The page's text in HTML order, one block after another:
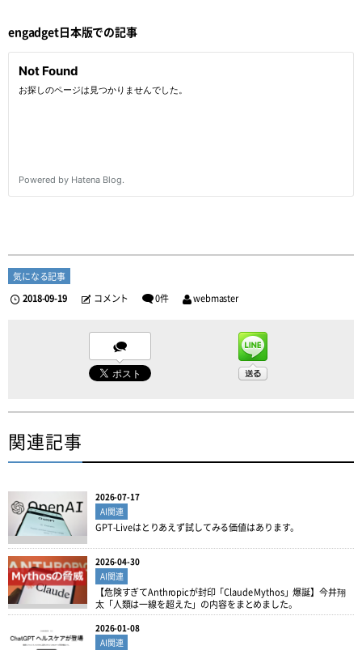
engadget日本版での記事
気になる記事
2018-09-19
コメント 0件 webmaster
関連記事
2026-07-17
AI関連
GPT-Liveはとりあえず試してみる価値はあります。
2026-04-30
AI関連
【危険すぎてAnthropicが封印「Claude Mythos」爆誕】今井翔
太「人類は一線を超えた」の内容をまとめました。
2026-01-08
AI関連